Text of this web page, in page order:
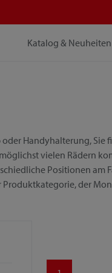
Katalog & Neuheiten
Handyhalterung,
vielen Rädern
Positionen am
der